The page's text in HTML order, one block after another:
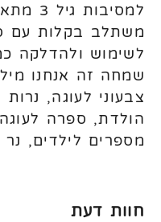
משתלב בקלות עם
צבעוני לעוגה, נרות
הולדת, ספרה
מספרים לילדים, נר
חוות דעת